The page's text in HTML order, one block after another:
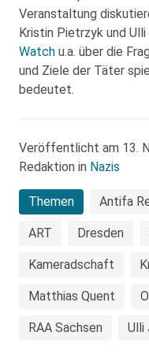
Veranstaltung
Kristin Pietrzyk und
Watch u.a. über die
und Ziele der Täter
bedeutet.
Veröffentlicht am 13.
Redaktion in Nazis
Themen Antifa
ART Dresden
Kameradschaft
Matthias Quent
RAA Sachsen Ulli